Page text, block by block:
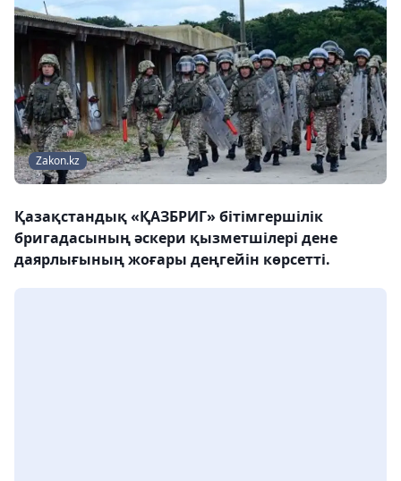
Zakon.kz
Қазақстандық «ҚАЗБРИГ» бітімгершілік
бригадасының әскери қызметшілері дене
даярлығының жоғары деңгейін көрсетті.